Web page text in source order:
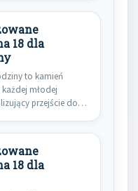
18 dla
to kamień
młodej
przejście do
18 dla